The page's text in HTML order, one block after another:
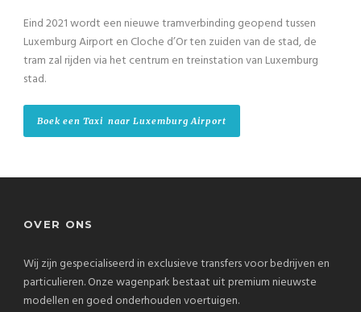
Eind 2021 wordt een nieuwe tramverbinding geopend tussen
Luxemburg Airport en Cloche d’Or ten zuiden van de stad, de
tram zal rijden via het centrum en treinstation van Luxemburg
stad.
Boek een Taxi naar Luxemburg Airport
OVER ONS
Wij zijn gespecialiseerd in exclusieve transfers voor bedrijven en
particulieren. Onze wagenpark bestaat uit premium nieuwste
modellen en goed onderhouden voertuigen.